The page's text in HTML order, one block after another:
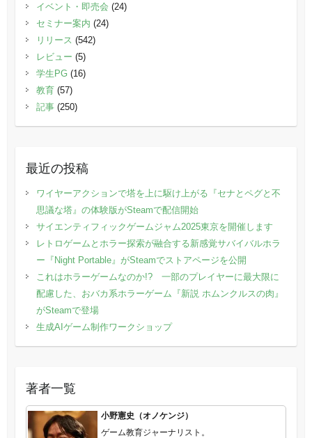
イベント・即売会 (24)
セミナー案内 (24)
リリース (542)
レビュー (5)
学生PG(16)
教育(57)
記事(250)
最近の投稿
ワイヤーアクションで塔を上に駆け上がる『セナとペグと不
思議な塔』の体験版がSteamで配信開始
サイエンティフィックゲームジャム2025東京を開催します
レトロゲームとホラー探索が融合する新感覚サバイバルホラ
ー『Night Portable』がSteamでストアページを公開
これはホラーゲームなのか!? 一部のプレイヤーに最大限に
配慮した、おバカ系ホラーゲーム『新説 ホムンクルスの肉』
がSteamで登場
生成AIゲーム制作ワークショップ
著者一覧
小野憲史（オノケンジ）
ゲーム教育ジャーナリスト。